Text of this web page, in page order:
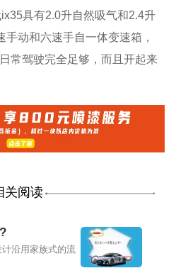
具有2.0升自然吸气和2.4升
动和六速手自一体变速箱，
常驾驶完全足够，而且开起来
关阅读
沿用家族式的流